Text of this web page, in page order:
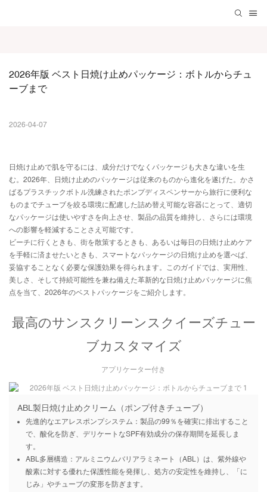
2026年版 ベスト日焼け止めパッケージ：ボトルからチュ
ーブまで
2026-04-07
日焼け止めで肌を守るには、成分だけでなくパッケージも大きな違いを生
む。2026年、日焼け止めのパッケージは従来のものから進化を遂げた。 かさ
ばるプラスチックボトル洗練されたポンプディスペンサーから旅行に便利な
ものまでチューブを絞る環境に配慮した詰め替え可能な容器にとって、適切
なパッケージは使いやすさを向上させ、製品の品質を維持し、さらには環境
への影響を軽減することさえ可能です。
ビーチに行くときも、街を散策するとき​​も、あるいは毎日の日焼け止めケア
を手軽に済ませたいときも、スマートなパッケージの日焼け止めを選べば、
妥協することなく必要な保護効果を得られます。このガイドでは、実用性、
美しさ、そして持続可能性を兼ね備えた革新的な日焼け止めパッケージに焦
点を当て、2026年のベストパッケージをご紹介します。
最高のサンスクリーンスクイーズチュー
ブカスタマイズ
アプリケーター付き
ABL製日焼け止めクリーム（ポンプ付きチューブ）
先進的なエアレスポンプシステム：製品の99％を確実に排出すること
で、酸化を防ぎ、デリケートなSPF有効成分の保存期間を延長しま
す。
ABL多層構造：アルミニウムバリアラミネート（ABL）は、紫外線や
酸素に対する優れた保護性能を発揮し、処方の安定性を維持し、「に
じみ」やチューブの変形を防ぎます。